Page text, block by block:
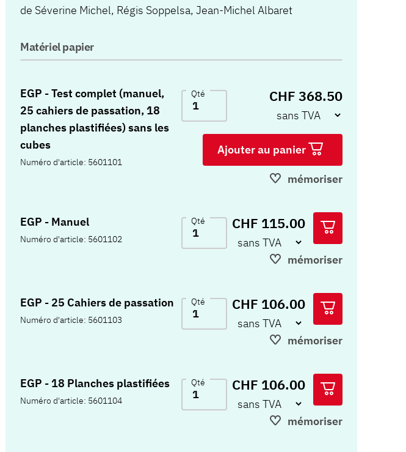
de Séverine Michel, Régis Soppelsa, Jean-Michel Albaret
Matériel papier
EGP - Test complet (manuel,
25 cahiers de passation, 18
planches plastifiées) sans les
cubes
Numéro d'article: 5601101
Qté CHF 368.50
Ajouter au panier
mémoriser
EGP - Manuel
Numéro d'article: 5601102
Qté CHF 115.00
mémoriser
EGP - 25 Cahiers de passation
Numéro d'article: 5601103
Qté CHF 106.00
mémoriser
EGP - 18 Planches plastifiées
Numéro d'article: 5601104
Qté CHF 106.00
mémoriser